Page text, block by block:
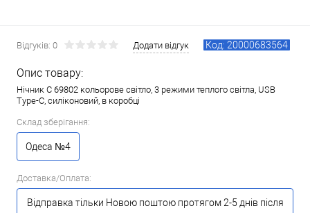
Відгуків: 0 Додати відгук Код: 20000683564
Опис товару:
Нічник C 69802 кольорове світло, 3 режими теплого світла, USB
Type-C, силіконовий, в коробці
Склад зберігання:
Одеса №4
Доставка/Оплата:
Відправка тільки Новою поштою протягом 2-5 днів після